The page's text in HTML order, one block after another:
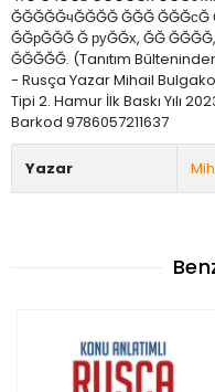
ĞĞĞĞĞчĞĞĞĞ ĞĞĞ ĞĞĞсĞ
ĞĞрĞĞĞ Ğ руĞĞх, ĞĞ
ĞĞĞĞĞ. (Tanıtım
- Rusça Yazar Mihail
Tipi 2. Hamur İlk Baskı Yılı
Barkod 9786057211637
Yazar